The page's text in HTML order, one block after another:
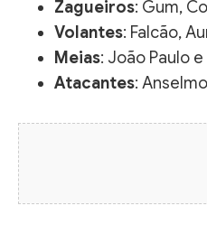
Zagueiros: Gum,
Volantes: Falcão,
Meias: João Paulo
Atacantes: